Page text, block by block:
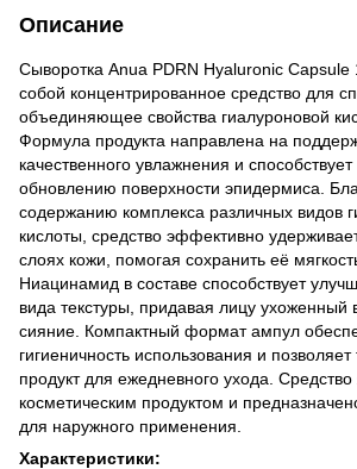
Описание
Сыворотка Anua PDRN Hyaluronic Capsule
собой концентрированное средство для
объединяющее свойства гиалуроновой
Формула продукта направлена на
качественного увлажнения и
обновлению поверхности эпидермиса.
содержанию комплекса различных видов
кислоты, средство эффективно
слоях кожи, помогая сохранить её
Ниацинамид в составе способствует
вида текстуры, придавая лицу ухоженный
сияние. Компактный формат ампул
гигиеничность использования и
продукт для ежедневного ухода. Средство
косметическим продуктом и
для наружного применения.
Характеристики: